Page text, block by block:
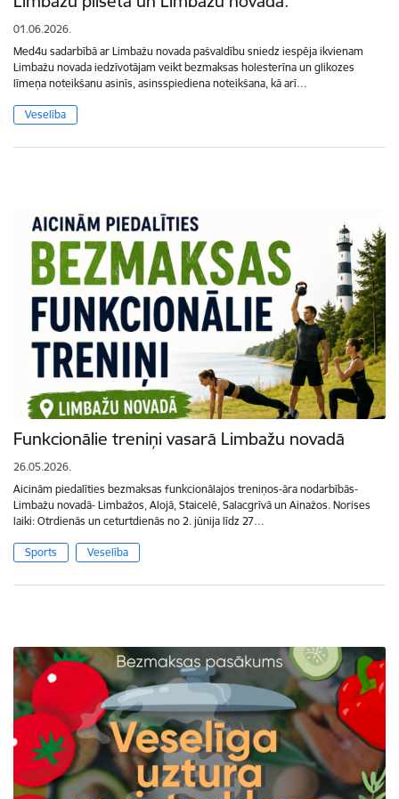
01.06.2026.
Med4u sadarbībā ar Limbažu novada pašvaldību sniedz iespēja ikvienam
Limbažu novada iedzīvotājam veikt bezmaksas holesterīna un glikozes
līmeņa noteikšanu asinīs, asinsspiediena noteikšana, kā arī…
Veselība
Funkcionālie treniņi vasarā Limbažu novadā
26.05.2026.
Aicinām piedalīties bezmaksas funkcionālajos treniņos-āra nodarbībās-
Limbažu novadā- Limbažos, Alojā, Staicelē, Salacgrīvā un Ainažos. Norises
laiki: Otrdienās un ceturtdienās no 2. jūnija līdz 27…
Sports Veselība